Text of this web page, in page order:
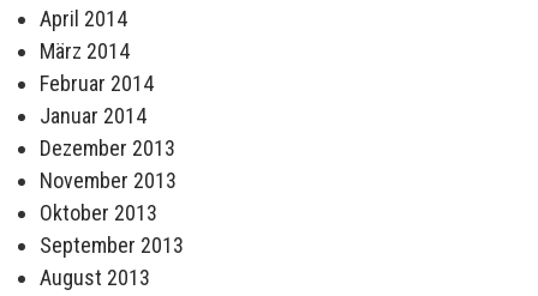
April 2014
März 2014
Februar 2014
Januar 2014
Dezember 2013
November 2013
Oktober 2013
September 2013
August 2013